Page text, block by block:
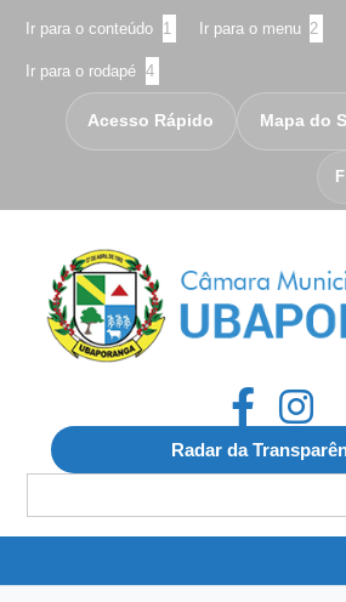
Ir para o conteúdo 1 Ir para o menu 2
Ir para o rodapé 4
Acesso Rápido Mapa do
Radar da
for: